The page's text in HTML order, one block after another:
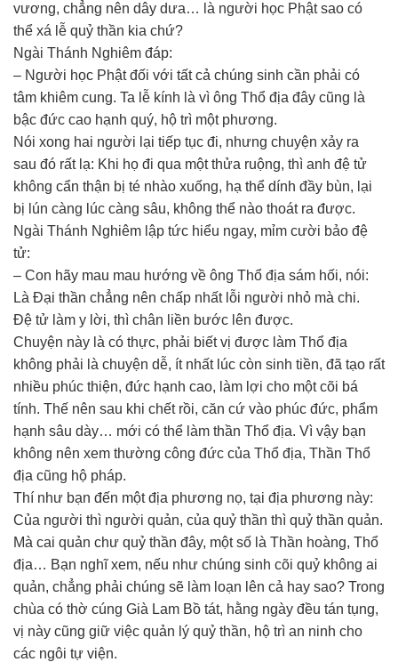
vương, chẳng nên dây dưa… là người học Phật sao có
thể xá lễ quỷ thần kia chứ?
Ngài Thánh Nghiêm đáp:
– Người học Phật đối với tất cả chúng sinh cần phải có
tâm khiêm cung. Ta lễ kính là vì ông Thổ địa đây cũng là
bậc đức cao hạnh quý, hộ trì một phương.
Nói xong hai người lại tiếp tục đi, nhưng chuyện xảy ra
sau đó rất lạ: Khi họ đi qua một thửa ruộng, thì anh đệ tử
không cẩn thận bị té nhào xuống, hạ thể dính đầy bùn, lại
bị lún càng lúc càng sâu, không thể nào thoát ra được.
Ngài Thánh Nghiêm lập tức hiểu ngay, mỉm cười bảo đệ
tử:
– Con hãy mau mau hướng về ông Thổ địa sám hối, nói:
Là Đại thần chẳng nên chấp nhất lỗi người nhỏ mà chi.
Đệ tử làm y lời, thì chân liền bước lên được.
Chuyện này là có thực, phải biết vị được làm Thổ địa
không phải là chuyện dễ, ít nhất lúc còn sinh tiền, đã tạo rất
nhiều phúc thiện, đức hạnh cao, làm lợi cho một cõi bá
tính. Thế nên sau khi chết rồi, căn cứ vào phúc đức, phẩm
hạnh sâu dày… mới có thể làm thần Thổ địa. Vì vậy bạn
không nên xem thường công đức của Thổ địa, Thần Thổ
địa cũng hộ pháp.
Thí như bạn đến một địa phương nọ, tại địa phương này:
Của người thì người quản, của quỷ thần thì quỷ thần quản.
Mà cai quản chư quỷ thần đây, một số là Thần hoàng, Thổ
địa… Bạn nghĩ xem, nếu như chúng sinh cõi quỷ không ai
quản, chẳng phải chúng sẽ làm loạn lên cả hay sao? Trong
chùa có thờ cúng Già Lam Bồ tát, hằng ngày đều tán tụng,
vị này cũng giữ việc quản lý quỷ thần, hộ trì an ninh cho
các ngôi tự viện.